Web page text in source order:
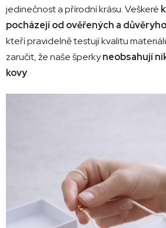
jedinečnost a přírodní krásu. Veškeré
pocházejí od ověřených a
kteří pravidelně testují kvalitu
zaručit, že naše šperkyneobsahují
kovy.